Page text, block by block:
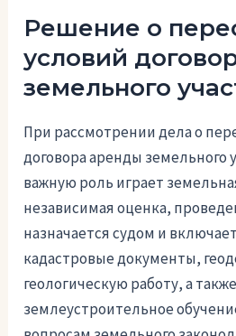
Решение о
условий
земельного
При рассмотрении дела о
договора аренды земельного
важную роль играет
независимая оценка,
назначается судом и
кадастровые документы,
геологическую работу, а также
землеустроительное